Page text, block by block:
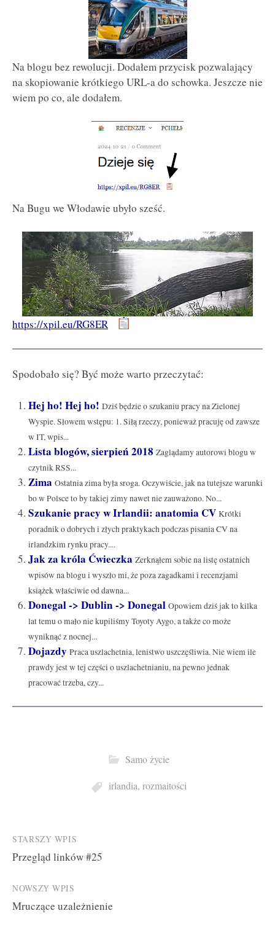
Na blogu bez rewolucji. Dodałem przycisk pozwalający
na skopiowanie krótkiego URL-a do schowka. Jeszcze nie
wiem po co, ale dodałem.
Na Bugu we Włodawie ubyło sześć.
https://xpil.eu/RG8ER
Spodobało się? Być może warto przeczytać:
Hej ho! Hej ho! Dziś będzie o szukaniu pracy na Zielonej
Wyspie. Słowem wstępu: 1. Siłą rzeczy, ponieważ pracuję od zawsze
w IT, wpis...
Lista blogów, sierpień 2018 Zaglądamy autorowi blogu w
czytnik RSS...
Zima Ostatnia zima była sroga. Oczywiście, jak na tutejsze warunki
bo w Polsce to by takiej zimy nawet nie zauważono. No...
Szukanie pracy w Irlandii: anatomia CV Krótki
poradnik o dobrych i złych praktykach podczas pisania CV na
irlandzkim rynku pracy....
Jak za króla Ćwieczka Zerknąłem sobie na listę ostatnich
wpisów na blogu i wyszło mi, że poza zagadkami i recenzjami
książek właściwie od dawna...
Donegal -> Dublin -> Donegal Opowiem dziś jak to kilka
lat temu o mało nie kupiliśmy Toyoty Aygo, a także co może
wyniknąć z nocnej...
Dojazdy Praca uszlachetnia, lenistwo uszczęśliwia. Nie wiem ile
prawdy jest w tej części o uszlachetnianiu, na pewno jednak
pracować trzeba, czy...
Samo życie
irlandia, rozmaitości
Post
navigation
STARSZY WPIS
Przegląd linków #25
NOWSZY WPIS
Mruczące uzależnienie